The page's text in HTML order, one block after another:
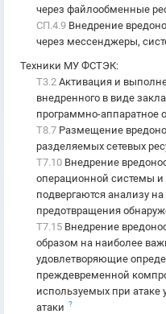
через файлообменные
СП.4.9 Внедрение
через мессенджеры,
Техники МУ ФСТЭК:
T3.2 Активация и
внедренного в виде
программно-аппаратное
T8.7 Размещение
разделяемых сетевых
T7.10 Внедрение
операционной системы и
подвергаются анализу
предотвращения
T7.15 Внедрение
образом на наиболее
удовлетворяющие
преждевременной
используемых при атаке
атаки ?